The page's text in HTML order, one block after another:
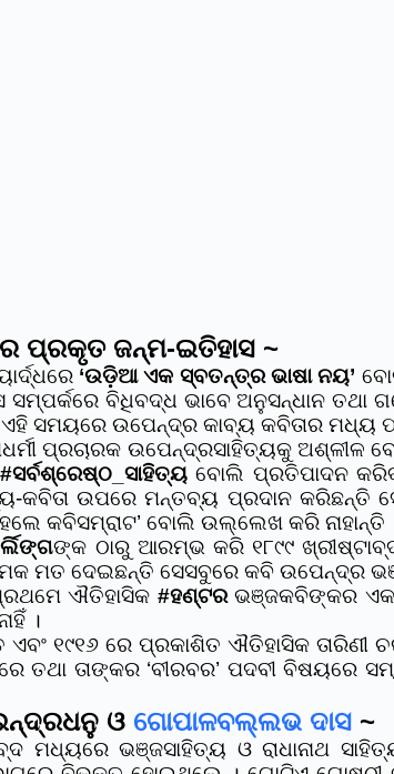
ପ୍ରକୃତ ଜନ୍ମ-ଇତିହାସ ~
‘ଉଡ଼ିଆ ଏକ ସ୍ବତନ୍ତ୍ର ଭାଷା ନୟ’
ବିଧିବଦ୍ଧ ଭାବେ ଅନୁସନ୍ଧାନ ତଥା
ଏହି ସମୟରେ ଉପେନ୍ଦ୍ର କାବ୍ୟ କବିତାର ମଧ୍ୟ
ପ୍ରଚାରକ ଉପେନ୍ଦ୍ରସାହିତ୍ୟକୁ
#ସର୍ବଶ୍ରେଷ୍ଠ_ସାହିତ୍ୟବୋଲି ପ୍ରତିପାଦନ
କବିତା ଉପରେ ମନ୍ତବ୍ୟ ପ୍ରଦାନ କରିଛନ୍ତି
କବିସମ୍ରାଟ’ ବୋଲି ଉଲ୍ଲେଖ କରି ନାହାନ୍ତି
ଙ୍କ ଠାରୁ ଆରମ୍ଭ କରି ୧୮୯୯
ମତ ଦେଇଛନ୍ତି ସେସବୁରେ କବି ଉପେନ୍ଦ୍ର ଭଞ୍ଜ
ଐତିହାସିକ #ହଣ୍ଟରଭଞ୍ଜକବିଙ୍କର ଏକ
।
ଏବଂ ୧୯୧୬ ରେ ପ୍ରକାଶିତ ଐତିହାସିକ
ତଥା ତାଙ୍କର ‘ବୀରବର’ ପଦବୀ ବିଷୟରେ
ଓ ଗୋପାଳବଲ୍ଲଭ ଦାସ ~
ମଧ୍ୟରେ ଭଞ୍ଜସାହିତ୍ୟ ଓ ରାଧାନାଥ